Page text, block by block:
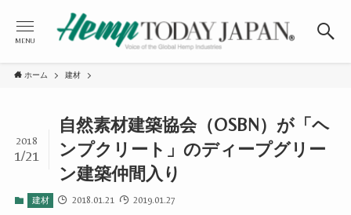
MENU
ホーム 建材
自然素材建築協会（OSBN）が「ヘ
ンプクリート」のディープグリー
ン建築仲間入り
2018
1/21
建材 2018.01.21 2019.01.27